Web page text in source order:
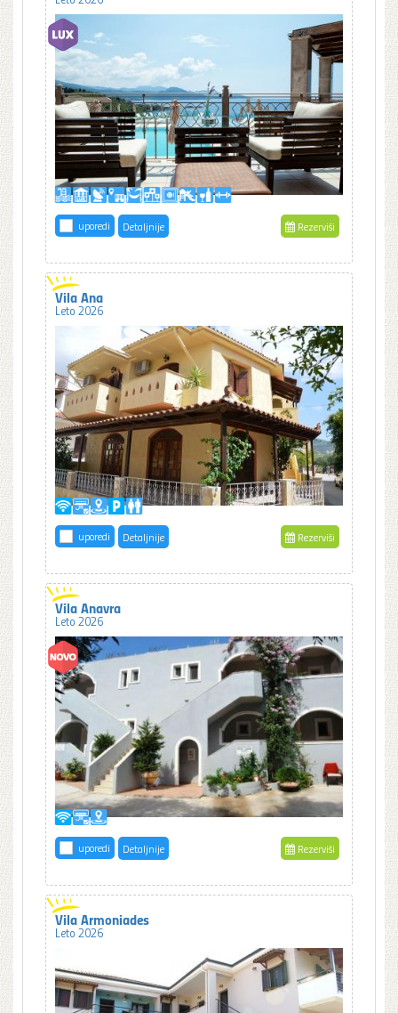
uporedi Detaljnije Rezerviši
Vila Ana
Leto 2026
uporedi Detaljnije Rezerviši
Vila Anavra
Leto 2026
uporedi Detaljnije Rezerviši
Vila Armoniades
Leto 2026